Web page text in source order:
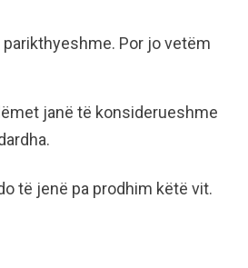
Por jo vetëm
janë të konsiderueshme
të jenë pa prodhim këtë vit.